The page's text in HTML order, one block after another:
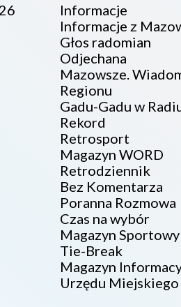
Informacje
Informacje z
Głos radomian
Odjechana
Mazowsze.
Regionu
Gadu-Gadu w
Rekord
Retrosport
Magazyn WORD
Retrodziennik
Bez Komentarza
Poranna Rozmowa
Czas na wybór
Magazyn Sportowy
Tie-Break
Magazyn
Urzędu Miejskiego